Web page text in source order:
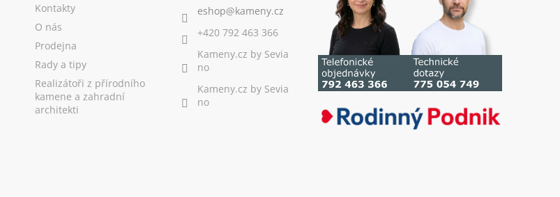
Kontakty
O nás
Prodejna
Rady a tipy
Realizátoři z přírodního
kamene a zahradní
architekti
+420 792 463 366
Kameny.cz by Sevia
no
Kameny.cz by Sevia
no